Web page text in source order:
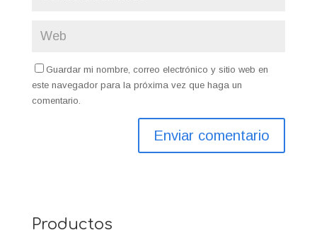
Guardar mi nombre, correo electrónico y sitio web en
este navegador para la próxima vez que haga un
comentario.
Productos